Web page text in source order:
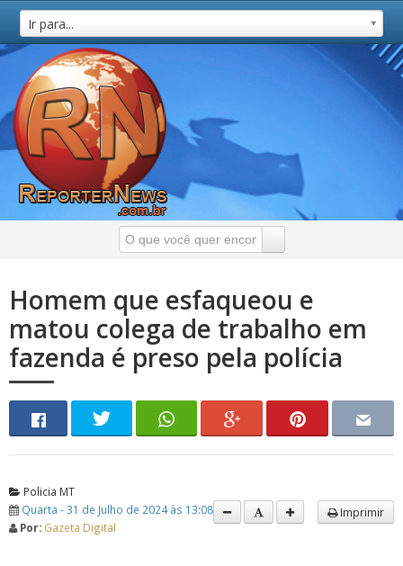
Ir para...
Homem que esfaqueou e
matou colega de trabalho em
fazenda é preso pela polícia
Policia MT
Quarta - 31 de Julho de 2024 às 13:08
Por: Gazeta Digital
Imprimir